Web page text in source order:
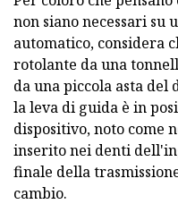
non siano necessari su
automatico, considera
rotolante da una
da una piccola asta
la leva di guida è in
dispositivo, noto come
inserito nei denti
finale della
cambio.